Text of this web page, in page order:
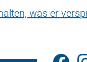
was er